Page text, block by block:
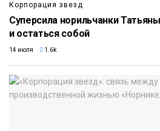
Корпорация звезд
Суперсила норильчанки
и остаться собой
14 июля 1.6k